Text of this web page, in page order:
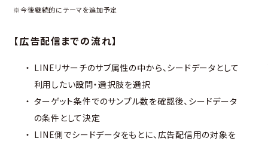
※今後継続的にテーマを追加予定
【広告配信までの流れ】
LINEリサーチのサブ属性の中から、シードデータとして
利用したい設問・選択肢を選択
ターゲット条件でのサンプル数を確認後、シードデータ
の条件として決定
LINE側でシードデータをもとに、広告配信用の対象を